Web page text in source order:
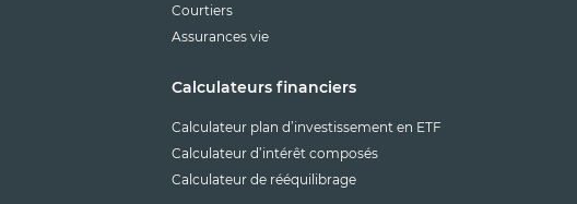
Courtiers
Assurances vie
Calculateurs financiers
Calculateur plan d’investissement en ETF
Calculateur d’intérêt composés
Calculateur de rééquilibrage